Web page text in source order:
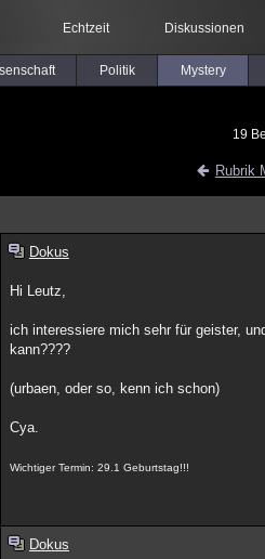
Echtzeit Diskussionen
Politik Mystery
19
Rubrik
Dokus
Hi Leutz,
ich interessiere mich sehr für geister,
kann????
(urbaen, oder so, kenn ich schon)
Cya.
Wichtiger Termin: 29.1 Geburtstag!!!
Dokus